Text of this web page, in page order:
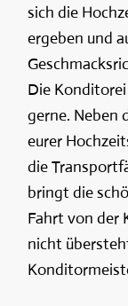
sich die
ergeben und
Die
gerne. Neben
eurer
die
bringt die
Fahrt von der
nicht